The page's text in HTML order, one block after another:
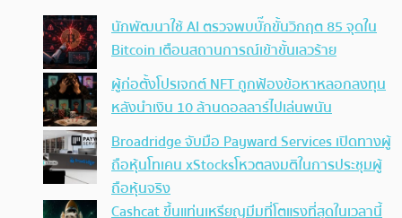
นักพัฒนาใช้ AI ตรวจพบบั๊กขั้นวิกฤต 85 จุดใน
Bitcoin เตือนสถานการณ์เข้าขั้นเลวร้าย
ผู้ก่อตั้งโปรเจกต์ NFT ถูกฟ้องข้อหาหลอกลงทุน
หลังนำเงิน 10 ล้านดอลลาร์ไปเล่นพนัน
Broadridge จับมือ Payward Services เปิดทางผู้
ถือหุ้นโทเคน xStocksโหวตลงมติในการประชุมผู้
ถือหุ้นจริง
Cashcat ขึ้นแท่นเหรียญมีมที่โตแรงที่สุดในเวลานี้